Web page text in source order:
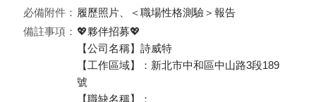
必備附件： 履歷照片、＜職場性格測驗＞報告
備註事項： 💖夥伴招募💖
【公司名稱】詩威特
【工作區域】：新北市中和區中山路3段189
號
【職缺名稱】：